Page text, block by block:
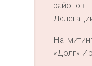
районов.
На
«Долг»